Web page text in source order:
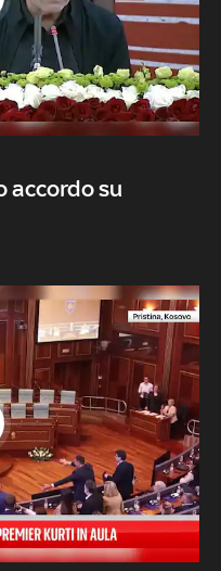
accordo su